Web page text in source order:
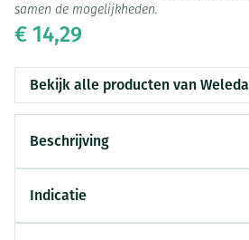
€ 14,29
samen de mogelijkheden.
Bekijk alle producten van Weleda
Beschrijving
Indicatie